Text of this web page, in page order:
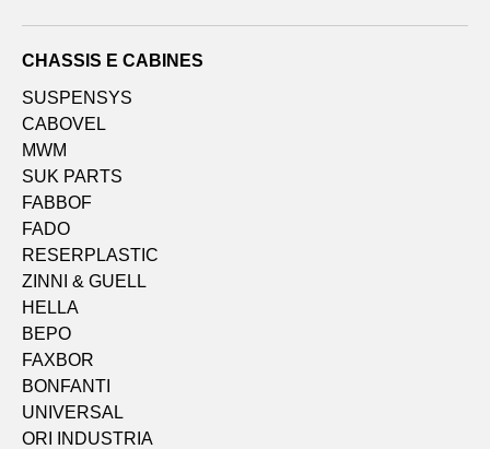
CHASSIS E CABINES
SUSPENSYS
CABOVEL
MWM
SUK PARTS
FABBOF
FADO
RESERPLASTIC
ZINNI & GUELL
HELLA
BEPO
FAXBOR
BONFANTI
UNIVERSAL
ORI INDUSTRIA